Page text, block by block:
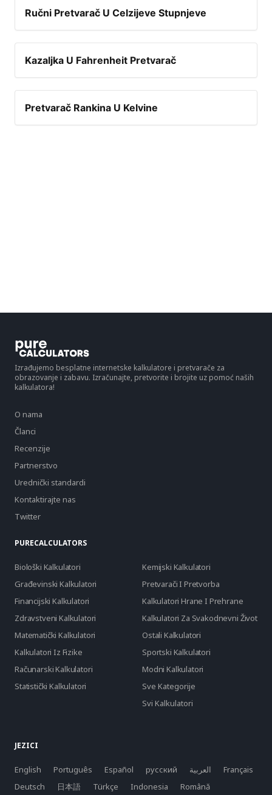
Ručni Pretvarač U Celzijeve Stupnjeve
Kazaljka U Fahrenheit Pretvarač
Pretvarač Rankina U Kelvine
Izrađujemo besplatne internetske kalkulatore i pretvarače za
obrazovanje i zabavu. Izračunajte, pretvorite i brojite uz pomoć naših
kalkulatora!
O nama
Članci
Recenzije
Partnerstvo
Urednički standardi
Kontaktirajte nas
Twitter
PURECALCULATORS
Biološki Kalkulatori
Kemijski Kalkulatori
Građevinski Kalkulatori
Pretvarači I Pretvorba
Financijski Kalkulatori
Kalkulatori Hrane I Prehrane
Zdravstveni Kalkulatori
Kalkulatori Za Svakodnevni Život
Matematički Kalkulatori
Ostali Kalkulatori
Kalkulatori Iz Fizike
Sportski Kalkulatori
Računarski Kalkulatori
Modni Kalkulatori
Statistički Kalkulatori
Sve Kategorije
Svi Kalkulatori
JEZICI
English Português Español русский العربية
Français
Deutsch
日本語 Türkçe Indonesia Română